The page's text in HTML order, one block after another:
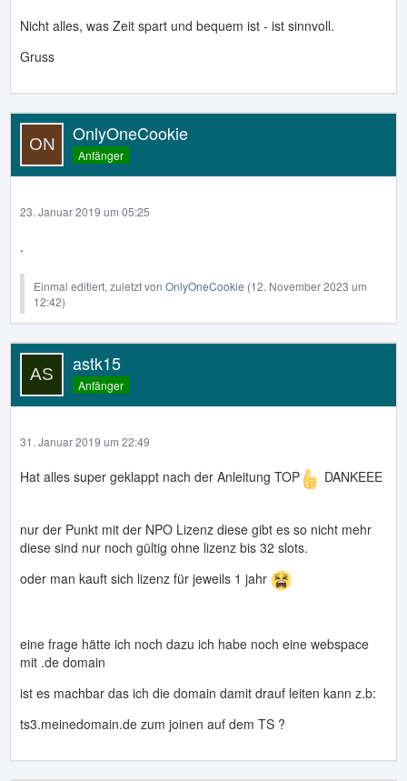
Nicht alles, was Zeit spart und bequem ist - ist sinnvoll.
Gruss
OnlyOneCookie
Anfänger
23. Januar 2019 um 05:25
.
Einmal editiert, zuletzt von OnlyOneCookie (12. November 2023 um
12:42)
astk15
Anfänger
31. Januar 2019 um 22:49
Hat alles super geklappt nach der Anleitung TOP DANKEEE
nur der Punkt mit der NPO Lizenz diese gibt es so nicht mehr
diese sind nur noch gültig ohne lizenz bis 32 slots.
oder man kauft sich lizenz für jeweils 1 jahr
eine frage hätte ich noch dazu ich habe noch eine webspace
mit .de domain
ist es machbar das ich die domain damit drauf leiten kann z.b:
ts3.meinedomain.de zum joinen auf dem TS ?